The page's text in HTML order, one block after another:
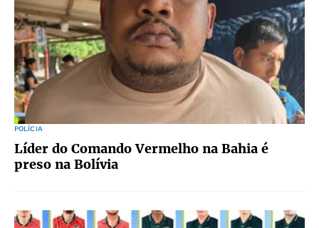
POLÍCIA
Líder do Comando Vermelho na Bahia é
preso na Bolívia